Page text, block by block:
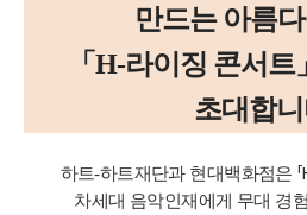
만드는 아름
「H-라이징 콘서
초대합
하트-하트재단과 현대백화점은
차세대 음악인재에게 무대 경